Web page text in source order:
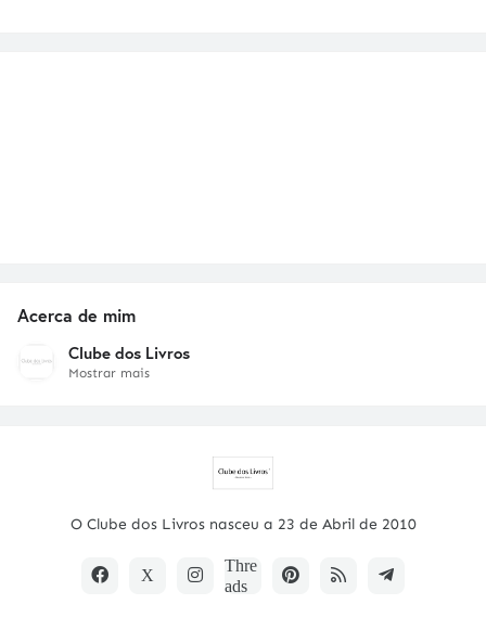
Acerca de mim
Clube dos Livros
Mostrar mais
O Clube dos Livros nasceu a 23 de Abril de 2010